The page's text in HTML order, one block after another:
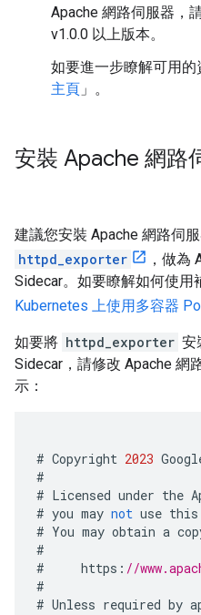
Apache 網路伺服器，
v1.0.0 以上版本。
如要進一步瞭解可用
主頁 」。
安裝 Apache 網路
建議您安裝 Apache 網路伺
httpd_exporter
，做為
Sidecar。如要瞭解如何使用
Kubernetes 上使用多容器
如要將 httpd_exporter 安
Sidecar，請修改 Apache 網
示：
# Copyright 2023
#
# Licensed under the
# you may not use this
# You may obtain a
#
#
https : //
#
# Unless required by